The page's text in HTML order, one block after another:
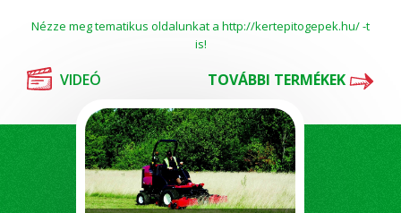
Nézze meg tematikus oldalunkat a http://kertepitogepek.hu/ -t
is!
VIDEÓ TOVÁBBI TERMÉKEK